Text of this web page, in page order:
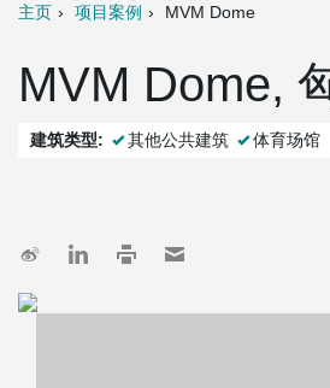
主页 项目案例 MVM Dome
MVM Dome,
建筑类型: 其他公共建筑 体育场馆